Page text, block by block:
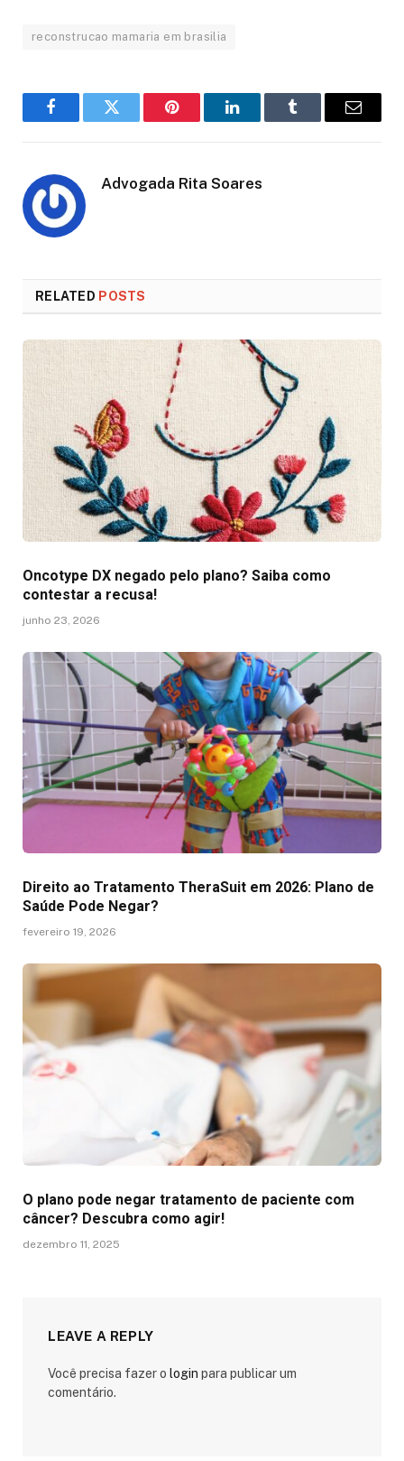
reconstrucao mamaria em brasilia
FacebookTwitter Pinterest LinkedInTumblr Email
Advogada Rita Soares
RELATED POSTS
Oncotype DX negado pelo plano? Saiba como
contestar a recusa!
junho 23, 2026
Direito ao Tratamento TheraSuit em 2026: Plano de
Saúde Pode Negar?
fevereiro 19, 2026
O plano pode negar tratamento de paciente com
câncer? Descubra como agir!
dezembro 11, 2025
LEAVE A REPLY
Você precisa fazer o login para publicar um
comentário.